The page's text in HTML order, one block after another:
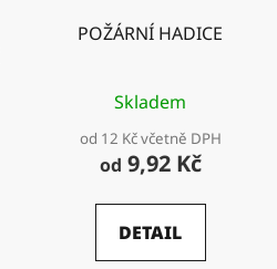
POŽÁRNÍ HADICE
Skladem
od 12 Kč včetně DPH
od 9,92 Kč
DETAIL